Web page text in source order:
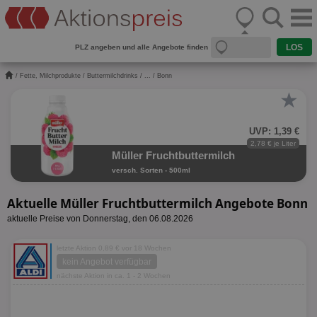
PLZ angeben und alle Angebote finden
/ Fette, Milchprodukte / Buttermilchdrinks / ... / Bonn
★
UVP: 1,39 €
2,78 € je Liter
Müller Fruchtbuttermilch
versch. Sorten - 500ml
Aktuelle Müller Fruchtbuttermilch Angebote Bonn
aktuelle Preise von Donnerstag, den 06.08.2026
letzte Aktion 0,89 € vor 18 Wochen
kein Angebot verfügbar
nächste Aktion in ca. 1 - 2 Wochen